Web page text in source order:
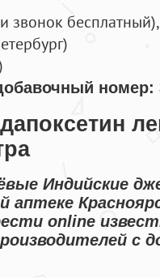
звонок бесплатный),
номер:
Индийские
аптеке
online
с